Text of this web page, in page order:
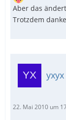
Aber das
Trotzdem
yxyx
22. Mai 2010 um